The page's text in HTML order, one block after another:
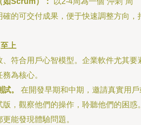
確的可交付成果，便于快速調整方向，
上
、符合用戶心智模型。企業軟件尤其要
為核心。
。
在開發早期和中期，邀請真實用戶
版，觀察他們的操作，聆聽他們的困惑
能發現體驗問題。